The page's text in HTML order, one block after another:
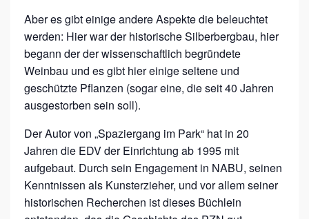
Aber es gibt einige andere Aspekte die beleuchtet
werden: Hier war der historische Silberbergbau, hier
begann der der wissenschaftlich begründete
Weinbau und es gibt hier einige seltene und
geschützte Pflanzen (sogar eine, die seit 40 Jahren
ausgestorben sein soll).
Der Autor von „Spaziergang im Park“ hat in 20
Jahren die EDV der Einrichtung ab 1995 mit
aufgebaut. Durch sein Engagement in NABU, seinen
Kenntnissen als Kunsterzieher, und vor allem seiner
historischen Recherchen ist dieses Büchlein